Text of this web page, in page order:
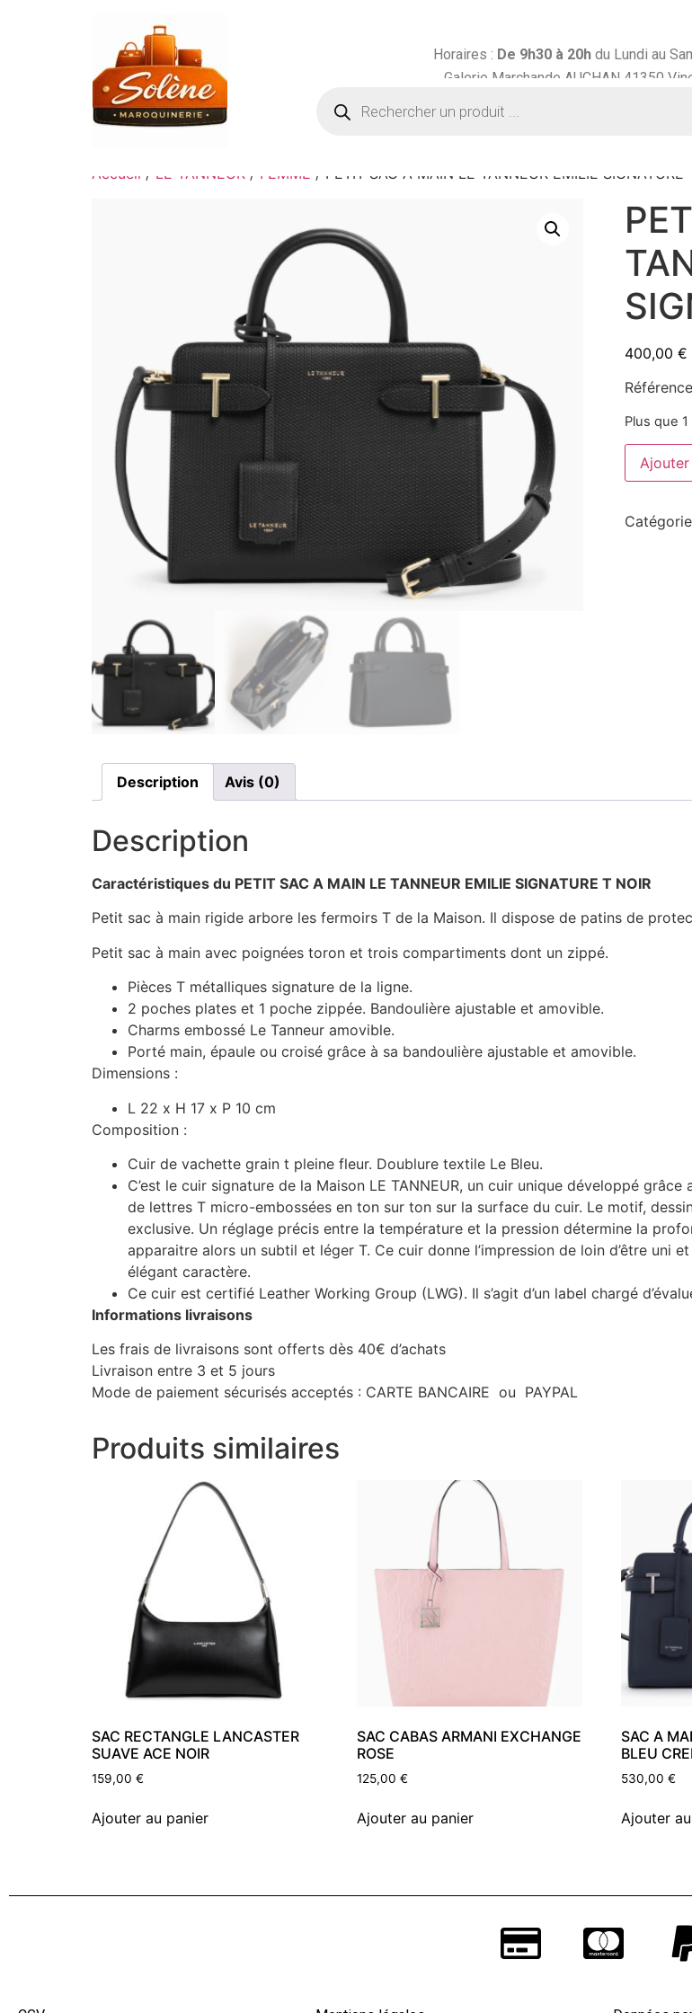
Horaires : De 9h30 à 20hdu Lundi au
Galerie Marchande AUCHAN 41350
Accueil / LE TANNEUR / FEMME / PETIT SAC A MAIN LE TANNEUR EMILIE SIGNATURE
400,00 €
Plus que
Description Avis (0)
Description
Caractéristiques du PETIT SAC A MAIN LE TANNEUR EMILIE SIGNATURE T NOIR
Petit sac à main rigide arbore les fermoirs T de la Maison. Il dispose de patins de
Petit sac à main avec poignées toron et trois compartiments dont un zippé.
Pièces T métalliques signature de la ligne.
2 poches plates et 1 poche zippée. Bandoulière ajustable et amovible.
Charms embossé Le Tanneur amovible.
Porté main, épaule ou croisé grâce à sa bandoulière ajustable et amovible.
Dimensions :
L 22 x H 17 x P 10 cm
Composition :
Cuir de vachette grain t pleine fleur. Doublure textile Le Bleu.
C’est le cuir signature de la Maison LE TANNEUR, un cuir unique développé
de lettres T micro-embossées en ton sur ton sur la surface du cuir. Le motif,
exclusive. Un réglage précis entre la température et la pression détermine la
apparaitre alors un subtil et léger T. Ce cuir donne l’impression de loin d’être uni
élégant caractère.
Ce cuir est certifié Leather Working Group (LWG). Il s’agit d’un label chargé
Informations livraisons
Les frais de livraisons sont offerts dès 40€ d’achats
Livraison entre 3 et 5 jours
Mode de paiement sécurisés acceptés : CARTE BANCAIRE ou PAYPAL
Produits similaires
SAC RECTANGLE LANCASTER
SUAVE ACE NOIR
159,00 €
Ajouter au panier
SAC CABAS ARMANI EXCHANGE
ROSE
125,00 €
Ajouter au panier
SAC A
BLEU
530,00€
Ajouter au